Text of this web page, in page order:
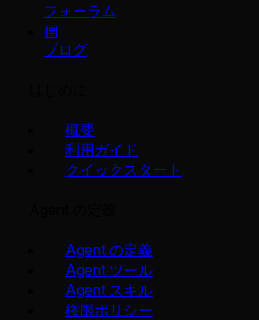
フォーラム
ブログ
概要
利用ガイド
クイックスタート
Agent の定義
Agent ツール
Agent スキル
権限ポリシー